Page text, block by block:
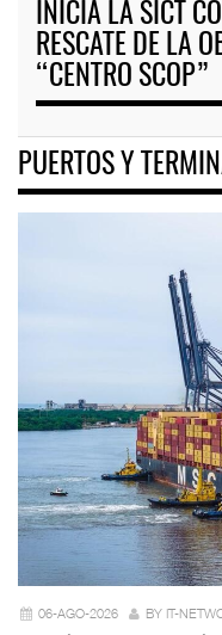
INICIA LA SICT
RESCATE DE LA
“CENTRO SCOP”
PUERTOS Y
06-AGO-2026 BY IT-